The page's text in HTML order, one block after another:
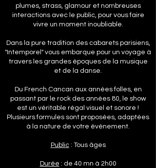
plumes, strass, glamour et nombreuses
interactions avec le public, pour vous faire
vivre un moment inoubliable.
Dans la pure tradition des cabarets parisiens,
"Intemporel" vous embarque pour un voyage à
travers les grandes époques de la musique
et de la danse.
Du French Cancan aux années folles, en
passant par le rock des années 80, le show
est un véritable régal visuel et sonore !
Plusieurs formules sont proposées, adaptées
à la nature de votre événement.
Public: Tous âges
Durée : de 40 mn à 2h00